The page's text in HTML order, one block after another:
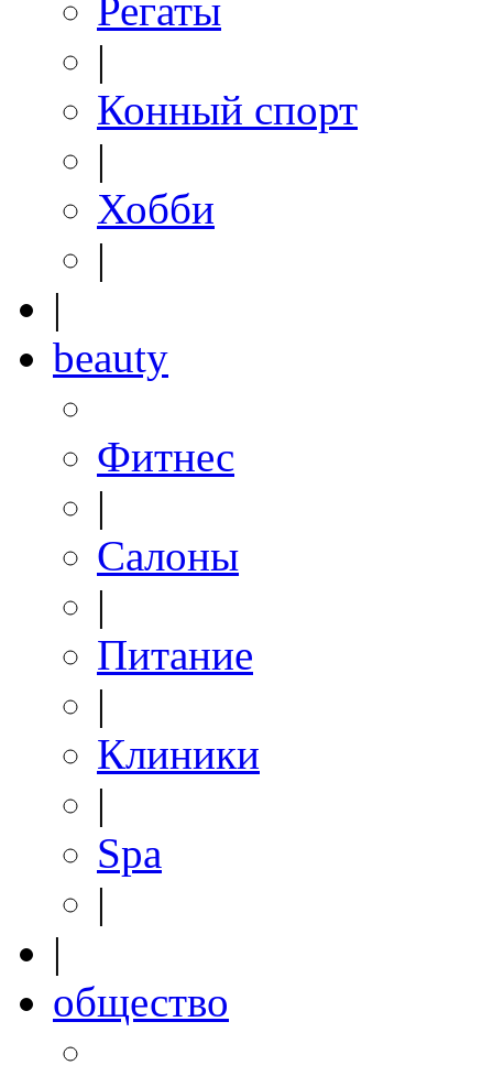
Регаты
|
Конный спорт
|
Хобби
|
|
beauty
Фитнес
|
Салоны
|
Питание
|
Клиники
|
Spa
|
|
общество